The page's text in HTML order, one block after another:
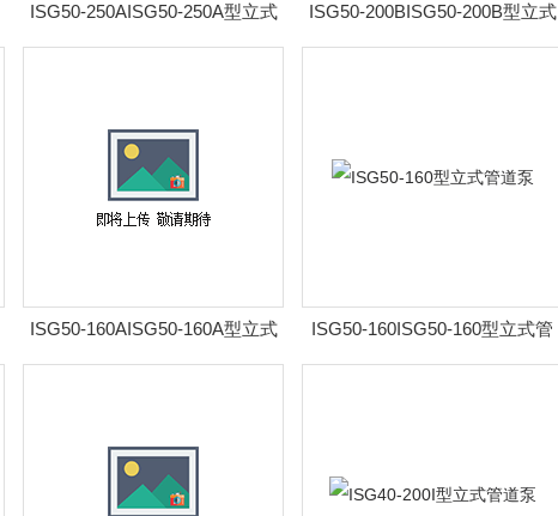
ISG50-250AISG50-250A型立式
管道泵
ISG50-200BISG50-200B型立式
管道泵
ISG50-160AISG50-160A型立式
管道泵
ISG50-160ISG50-160型立式管
道泵